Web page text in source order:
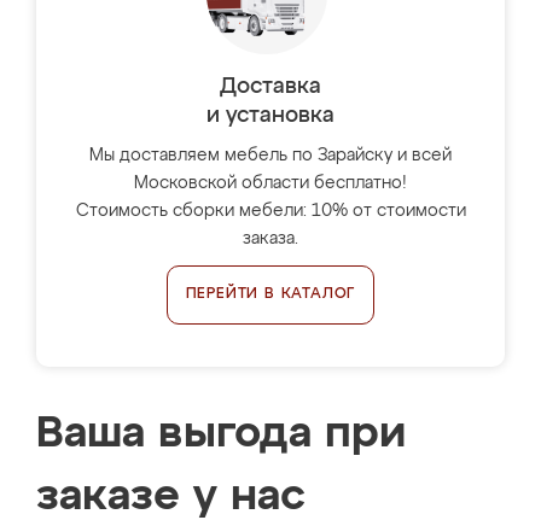
Доставка
и установка
Мы доставляем мебель по Зарайску и всей
Московской области бесплатно!
Стоимость сборки мебели: 10% от стоимости
заказа.
ПЕРЕЙТИ В КАТАЛОГ
Ваша выгода при
заказе у нас